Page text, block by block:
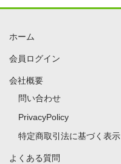
ホーム
会員ログイン
会社概要
問い合わせ
PrivacyPolicy
特定商取引法に基づく表示
よくある質問